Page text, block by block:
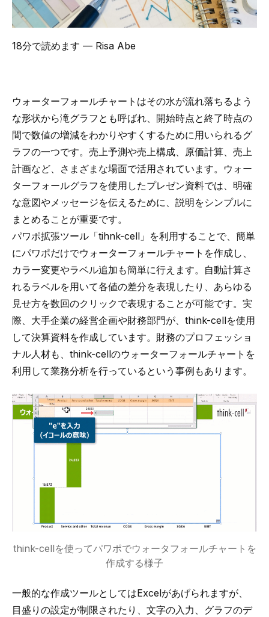
18分で読めます — Risa Abe
ウォーターフォールチャートはその水が流れ落ちるよう
な形状から滝グラフとも呼ばれ、開始時点と終了時点の
間で数値の増減をわかりやすくするために用いられるグ
ラフの一つです。売上予測や売上構成、原価計算、売上
計画など、さまざまな場面で活用されています。ウォー
ターフォールグラフを使用したプレゼン資料では、明確
な意図やメッセージを伝えるために、説明をシンプルに
まとめることが重要です。
パワポ拡張ツール「tihnk-cell 」を利用することで、 簡単
にパワポだけでウォーターフォールチャートを作成し、
カラー変更やラベル追加も簡単に行えます。 自動計算さ
れるラベルを用いて各値の差分を表現 したり、あらゆる
見せ方を数回のクリックで表現することが可能です。実
際、大手企業の経営企画や財務部門が、think-cellを使用
して決算資料を作成しています。財務のプロフェッショ
ナル人材も、 think-cellのウォーターフォールチャートを
利用して業務分析を行っているという事例 もあります。
think-cellを使ってパワポでウォータフォールチャートを
作成する様子
一般的な作成ツールとしてはExcelがあげられますが、
目盛りの設定が制限されたり、文字の入力、グラフのデ